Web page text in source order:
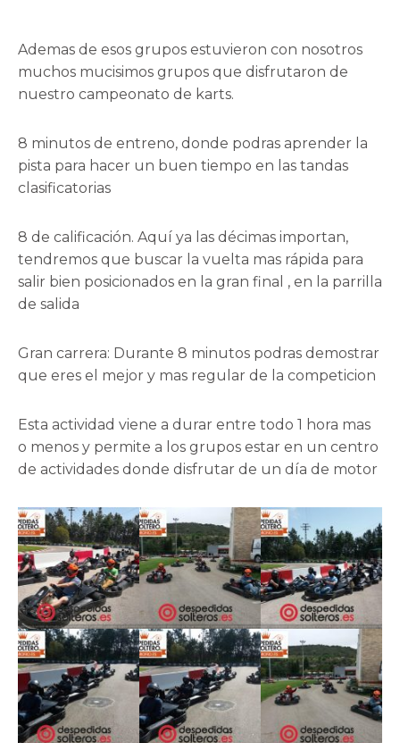
Ademas de esos grupos estuvieron con nosotros
muchos mucisimos grupos que disfrutaron de
nuestro campeonato de karts.
8 minutos de entreno, donde podras aprender la
pista para hacer un buen tiempo en las tandas
clasificatorias
8 de calificación. Aquí ya las décimas importan,
tendremos que buscar la vuelta mas rápida para
salir bien posicionados en la gran final , en la parrilla
de salida
Gran carrera: Durante 8 minutos podras demostrar
que eres el mejor y mas regular de la competicion
Esta actividad viene a durar entre todo 1 hora mas
o menos y permite a los grupos estar en un centro
de actividades donde disfrutar de un día de motor